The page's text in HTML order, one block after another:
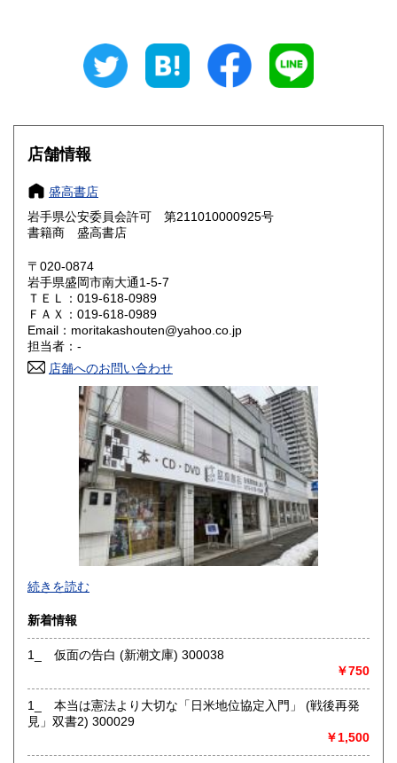
185円 三重県
大阪府
奈良県
鳥取県 185円 島根県
岡山県
山口県 185円
香川県 185円 愛媛県
高知県 185円
185円 長崎県
185円 大分県
185円 鹿児島県
185円
店舗情報
盛高書店
岩手県公安委員会許可 第211010000925号
書籍商 盛高書店
〒020-0874
岩手県盛岡市南大通1-5-7
ＴＥＬ：019-618-0989
ＦＡＸ：019-618-0989
Email：moritakashouten@yahoo.co.jp
担当者：-
店舗へのお問い合わせ
続きを読む
新着情報
1_ 仮面の告白 (新潮文庫) 300038
￥750
1_ 本当は憲法より大切な「日米地位協定入門」 (戦後再発
見」双書2) 300029
￥1,500